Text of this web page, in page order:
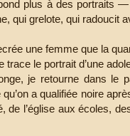
plus à des portraits
qui grelote, qui radoucit
une femme que la
trace le portrait d’une
je retourne dans le
a qualifiée noire
de l’église aux écoles,